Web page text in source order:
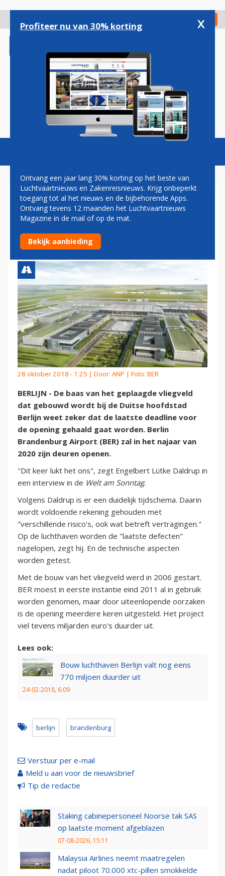
gaan
Check in
Magazine Podcasts Vacatures
'NIEUWE LUCHTHAVEN
BERLIJN NU ECHT IN 2020
OPEN'
28 oktober 2018 - 1:25 | Door: ANP | Foto: BER
BERLIJN - De baas van het geplaagde vliegveld
dat gebouwd wordt bij de Duitse hoofdstad
Berlijn weet zeker dat de laatste deadline voor
de opening gehaald gaat worden. Berlin
Brandenburg Airport (BER) zal in het najaar van
2020 zijn deuren openen.
"Dit keer lukt het ons", zegt Engelbert Lütke Daldrup in
een interview in de Welt am Sonntag.
Volgens Daldrup is er een duidelijk tijdschema. Daarin
wordt voldoende rekening gehouden met
"verschillende risico's, ook wat betreft vertragingen."
Op de luchthaven worden de "laatste defecten"
nagelopen, zegt hij. En de technische aspecten
worden getest.
Met de bouw van het vliegveld werd in 2006 gestart.
BER moest in eerste instantie eind 2011 al in gebruik
worden genomen, maar door uiteenlopende oorzaken
is de opening meerdere keren uitgesteld. Het project
viel tevens miljarden euro's duurder uit.
Lees ook:
Bouw luchthaven Berlijn valt nog eens
770 miljoen duurder uit
24-02-2018, 6:09
berlijn brandenburg
Verstuur per e-mail
Meld u aan voor de nieuwsbrief
Tip de redactie
Staking cabinepersoneel Noorse tak SAS
op laatste moment afgeblazen
07-08-2026, 15:11
Malaysia Airlines neemt maatregelen
nadat piloot 70.000 xtc-pillen smokkelde
Profiteer nu van 30% korting x
Ontvang een jaar lang 30% korting op het beste van
Luchtvaartnieuws en Zakenreisnieuws. Krijg onbeperkt
toegang tot al het nieuws en de bijbehorende Apps.
Ontvang tevens 12 maanden het Luchtvaartnieuws
Magazine in de mail of op de mat.
Bekijk aanbieding